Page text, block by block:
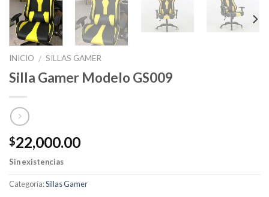
INICIO / SILLAS GAMER
Silla Gamer Modelo GS009
$22,000.00
Sin existencias
Categoría:Sillas Gamer